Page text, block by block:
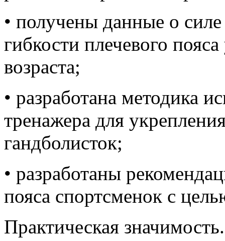
• получены данные о
гибкости плечевого
возраста;
• разработана методика
тренажера для
гандболисток;
• разработаны
пояса спортсменок с
Практическая